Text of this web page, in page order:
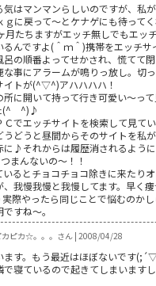
気はマンマンらしいのですが、私
ｇに戻って～とケナゲにも待って
月たちますがエッチ無しでもエッ
るんですよ(＾ｍ＾)携帯をエッチサ
の順番よってせかされ、慌てて閉
な事にアラームが鳴りっ放し。切
イトが(^▽^)アハハハハ！
所に開いて持って行き可愛い～っ
(^ ^)♪
Ｃでエッチサイトを検索して見て
どうと昼間からそのサイトを私が
に♪それからは履歴消されるように
まんないの～！！
いるとチョコチョコ除きに来たり
、我慢我慢と我慢してます。早く
際やったら同じことで悩むのかし
すね～。
カピカ☆。。。さん | 2008/04/28
ます。もう最近はほぼないです
で寝ているので起きてしまいます